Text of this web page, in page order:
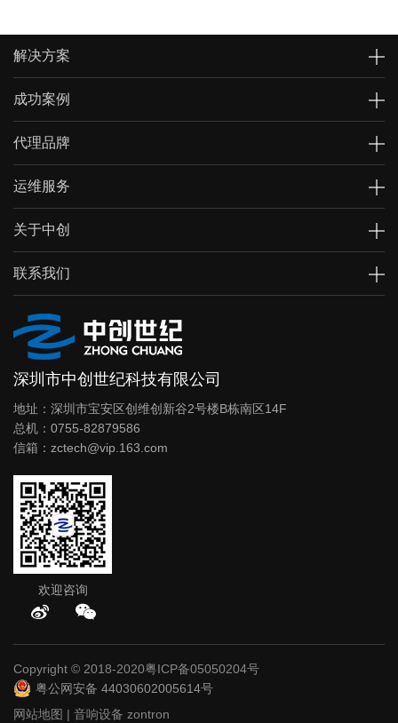
解决方案
成功案例
代理品牌
运维服务
关于中创
联系我们
深圳市中创世纪科技有限公司
地址：深圳市宝安区创维创新谷2号楼B栋南区14F
总机：0755-82879586
信箱：zctech@vip.163.com
欢迎咨询
Copyright © 2018-2020粤ICP备05050204号
粤公网安备 44030602005614号
网站地图 | 音响设备 zontron